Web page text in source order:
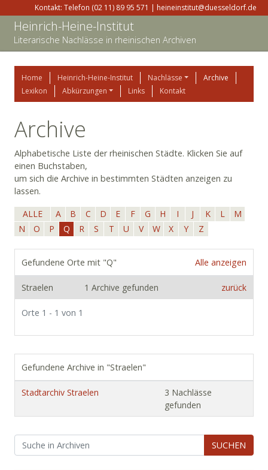
Kontakt: Telefon (02 11) 89 95 571 | heineinstitut@duesseldorf.de
Heinrich-Heine-Institut
Literarische Nachlässe in rheinischen Archiven
Home Heinrich-Heine-Institut Nachlässe
Archive
Lexikon
Abkürzungen Links Kontakt
Archive
Alphabetische Liste der rheinischen Städte. Klicken Sie auf
einen Buchstaben,
um sich die Archive in bestimmten Städten anzeigen zu
lassen.
ALLE
A B C D E F G H I J K L
M
N
O P Q R S T U V W X Y Z
Alle anzeigen
Gefundene Orte mit "Q"
Straelen 1 Archive gefunden zurück
Orte 1 - 1 von 1
Gefundene Archive in "Straelen"
Stadtarchiv Straelen
3 Nachlässe
gefunden
SUCHEN